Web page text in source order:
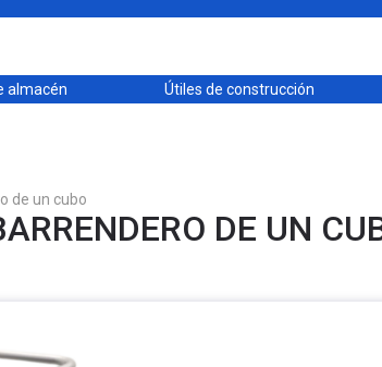
almacén Útiles de construcción
de un cubo
DE UN